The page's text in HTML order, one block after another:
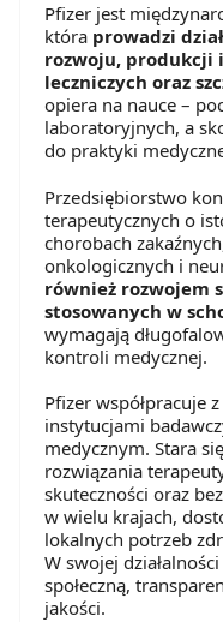
Pfizer jest
która prowadzi
rozwoju,
leczniczych oraz
opiera na nauce –
laboratoryjnych, a
do praktyki
Przedsiębiorstwo
terapeutycznych o
chorobach
onkologicznych i
również rozwojem
stosowanych w
wymagają
kontroli medycznej.
Pfizer współpracuje
instytucjami
medycznym. Stara
rozwiązania
skuteczności oraz
w wielu krajach,
lokalnych potrzeb
W swojej
społeczną,
jakości.